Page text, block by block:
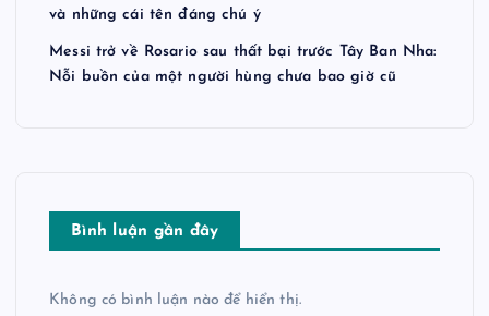
và những cái tên đáng chú ý
Messi trở về Rosario sau thất bại trước Tây Ban Nha:
Nỗi buồn của một người hùng chưa bao giờ cũ
Bình luận gần đây
Không có bình luận nào để hiển thị.